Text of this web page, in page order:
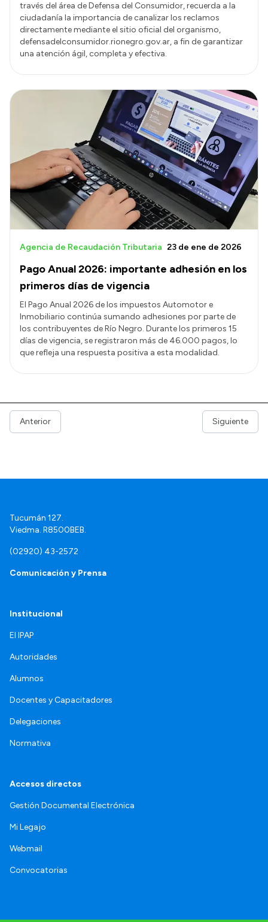
través del área de Defensa del Consumidor, recuerda a la
ciudadanía la importancia de canalizar los reclamos
directamente mediante el sitio oficial del organismo,
defensadelconsumidor.rionegro.gov.ar, a fin de garantizar
una atención ágil, completa y efectiva.
Pago Anual 2026: importante adhesión en los
primeros días de vigencia
Agencia de Recaudación Tributaria 23 de ene de 2026
El Pago Anual 2026 de los impuestos Automotor e
Inmobiliario continúa sumando adhesiones por parte de
los contribuyentes de Río Negro. Durante los primeros 15
días de vigencia, se registraron más de 46.000 pagos, lo
que refleja una respuesta positiva a esta modalidad.
Anterior Siguiente
Tucumán 127.
Viedma. R8500BEB.
(02920) 43-2572
Comunicación y Prensa
Institucional
El IPAP
Autoridades
Alumnos
Docentes y Capacitadores
Delegaciones
Normativa
Accesos directos
Gestión Documental Electrónica
Mi Legajo
Webmail
Convocatorias